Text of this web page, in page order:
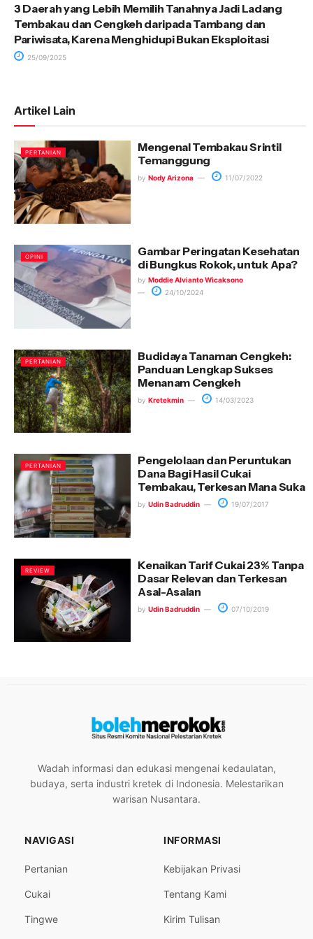
3 Daerah yang Lebih Memilih Tanahnya Jadi Ladang
Tembakau dan Cengkeh daripada Tambang dan
Pariwisata, Karena Menghidupi Bukan Eksploitasi
25/09/2025
Artikel Lain
PERTANIAN
Mengenal Tembakau Srintil
Temanggung
by Nody Arizona 11/07/2022
OPINI
Gambar Peringatan Kesehatan
di Bungkus Rokok, untuk Apa?
by Moddie Alvianto Wicaksono
24/10/2024
PERTANIAN
Budidaya Tanaman Cengkeh:
Panduan Lengkap Sukses
Menanam Cengkeh
by Kretekmin 14/03/2023
PERTANIAN
Pengelolaan dan Peruntukan
Dana Bagi Hasil Cukai
Tembakau, Terkesan Mana Suka
by Udin Badruddin 19/07/2017
REVIEW
Kenaikan Tarif Cukai 23% Tanpa
Dasar Relevan dan Terkesan
Asal-Asalan
by Udin Badruddin 07/10/2019
Wadah informasi dan edukasi mengenai kedaulatan,
budaya, serta industri kretek di Indonesia. Melestarikan
warisan Nusantara.
NAVIGASI
Pertanian
Cukai
Tingwe
INFORMASI
Kebijakan Privasi
Tentang Kami
Kirim Tulisan